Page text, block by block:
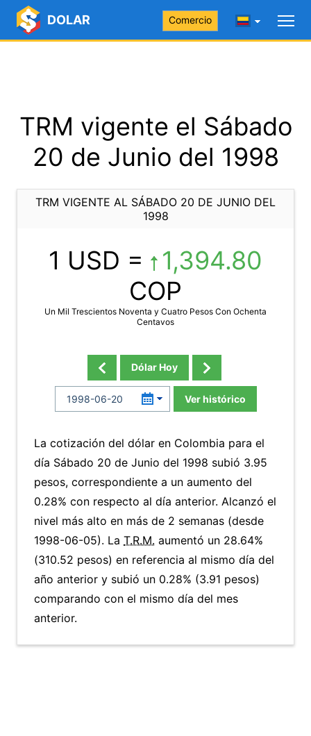
DOLAR Comercio
TRM vigente el Sábado
20 de Junio del 1998
TRM VIGENTE AL SÁBADO 20 DE JUNIO DEL
1998
1 USD =
1,394.80
COP
Un Mil Trescientos Noventa y Cuatro Pesos Con Ochenta
Centavos
Dólar Hoy
Ver histórico
La cotización del dólar en Colombia para el
día Sábado 20 de Junio del 1998 subió 3.95
pesos, correspondiente a un aumento del
0.28% con respecto al día anterior. Alcanzó el
nivel más alto en más de 2 semanas (desde
1998-06-05). La T.R.M. aumentó un 28.64%
(310.52 pesos) en referencia al mismo día del
año anterior y subió un 0.28% (3.91 pesos)
comparando con el mismo día del mes
anterior.